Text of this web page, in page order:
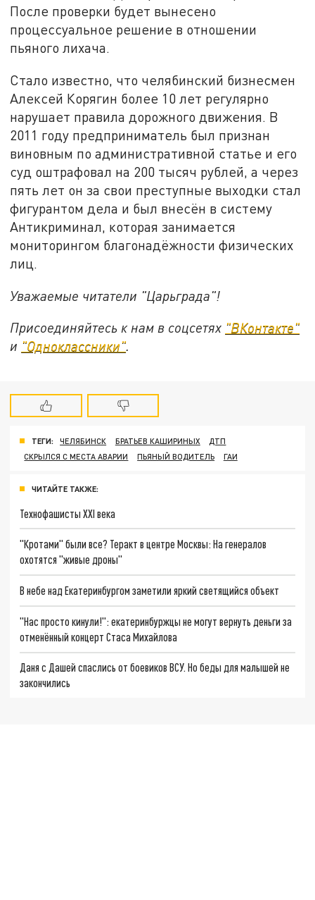
После проверки будет вынесено
процессуальное решение в отношении
пьяного лихача.
Стало известно, что челябинский бизнесмен
Алексей Корягин более 10 лет регулярно
нарушает правила дорожного движения. В
2011 году предприниматель был признан
виновным по административной статье и его
суд оштрафовал на 200 тысяч рублей, а через
пять лет он за свои преступные выходки стал
фигурантом дела и был внесён в систему
Антикриминал, которая занимается
мониторингом благонадёжности физических
лиц.
Уважаемые читатели "Царьграда"!
Присоединяйтесь к нам в соцсетях "ВКонтакте"
и "Одноклассники".
ТЕГИ: ЧЕЛЯБИНСК БРАТЬЕВ КАШИРИНЫХ
ДТП
СКРЫЛСЯ С МЕСТА АВАРИИ
ПЬЯНЫЙ ВОДИТЕЛЬ ГАИ
ЧИТАЙТЕ ТАКЖЕ:
Технофашисты XXI века
"Кротами" были все? Теракт в центре Москвы: На генералов
охотятся "живые дроны"
В небе над Екатеринбургом заметили яркий светящийся объект
"Нас просто кинули!": екатеринбуржцы не могут вернуть деньги за
отменённый концерт Стаса Михайлова
Даня с Дашей спаслись от боевиков ВСУ. Но беды для малышей не
закончились